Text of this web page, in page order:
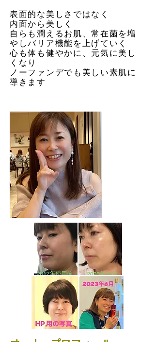
表面的な美しさではなく
内面から美しく
自らも潤えるお肌、常在菌を増
やしバリア機能を上げていく
心も体も健やかに、元気に美し
くなり
​ノーファンデでも美しい素肌に
導きます